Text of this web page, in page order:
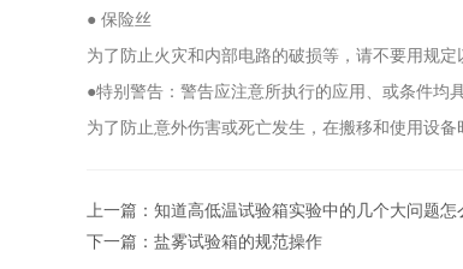
● 保险丝
为了防止火灾和内部电路的破损等，请不要用规
●特别警告：警告应注意所执行的应用、或条件均
为了防止意外伤害或死亡发生，在搬移和使用设备
上一篇： 知道高低温试验箱实验中的几个大问题怎
下一篇： 盐雾试验箱的规范操作